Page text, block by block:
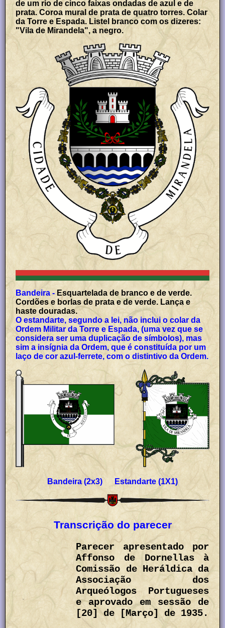
de um rio de cinco faixas ondadas de azul e de
prata. Coroa mural de prata de quatro torres. Colar
da Torre e Espada. Listel branco com os dizeres:
"Vila de Mirandela", a negro.
Bandeira - Esquartelada de branco e de verde.
Cordões e borlas de prata e de verde. Lança e
haste douradas.
O estandarte, segundo a lei, não inclui o colar da
Ordem Militar da Torre e Espada, (uma vez que se
considera ser uma duplicação de símbolos), mas
sim a insígnia da Ordem, que é constituída por um
laço de cor azul-ferrete, com o distintivo da Ordem.
Bandeira (2x3) Estandarte (1X1)
Transcrição do parecer
Parecer apresentado por
Affonso de Dornellas à
Comissão de Heráldica da
Associação dos
Arqueólogos Portugueses
e aprovado em sessão de
[20] de [Março] de 1935.